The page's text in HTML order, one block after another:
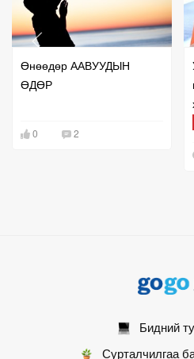
Өнөөдөр ААВУУДЫН
ӨДӨР
0 2
Бидний
Сурталчилгаа